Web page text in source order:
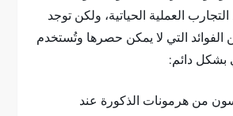
العملية الحياتية، ولكن توجد
التي لا يمكن حصرها وتُستخدم
دائم:
من هرمونات الذكورة عند